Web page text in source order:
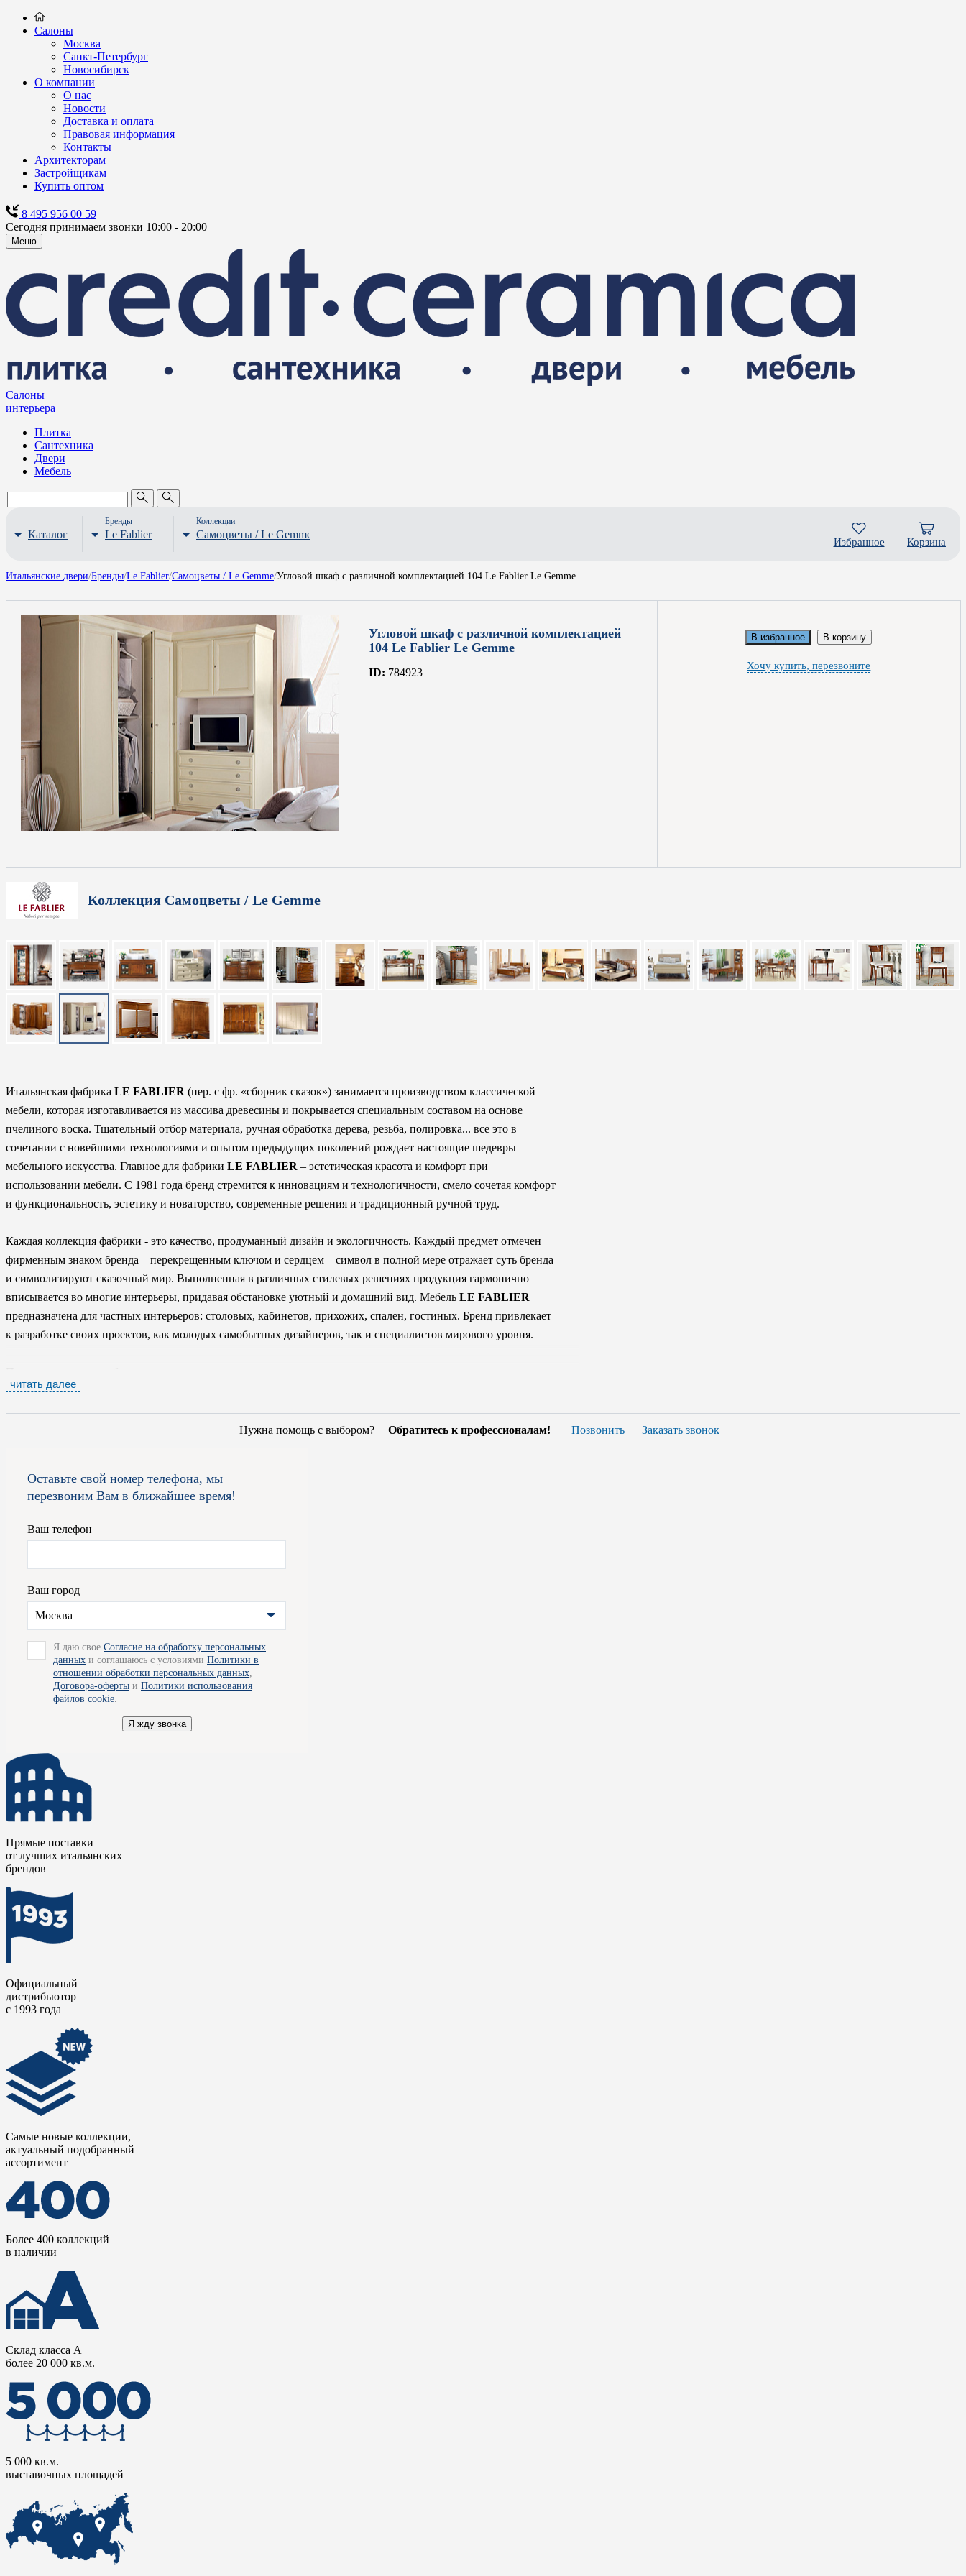
Салоны
Москва
Санкт-Петербург
Новосибирск
О компании
О нас
Новости
Доставка и оплата
Правовая информация
Контакты
Архитекторам
Застройщикам
Купить оптом
8 495 956 00 59
Сегодня принимаем звонки 10:00 - 20:00
Меню
Салоны
интерьера
Плитка
Сантехника
Двери
Мебель
Каталог
Бренды
Le Fablier
Коллекции
Самоцветы / Le Gemme
Избранное Корзина
Итальянские двери/Бренды/Le Fablier/Самоцветы / Le Gemme/Угловой шкаф с различной комплектацией 104 Le Fablier Le Gemme
Угловой шкаф с различной комплектацией
104 Le Fablier Le Gemme
ID: 784923
В избранное В корзину
Хочу купить, перезвоните
Коллекция Самоцветы / Le Gemme
Итальянская фабрика LE FABLIER (пер. с фр. «сборник сказок») занимается производством классической
мебели, которая изготавливается из массива древесины и покрывается специальным составом на основе
пчелиного воска. Тщательный отбор материала, ручная обработка дерева, резьба, полировка... все это в
сочетании с новейшими технологиями и опытом предыдущих поколений рождает настоящие шедевры
мебельного искусства. Главное для фабрики LE FABLIER – эстетическая красота и комфорт при
использовании мебели. С 1981 года бренд стремится к инновациям и технологичности, смело сочетая комфорт
и функциональность, эстетику и новаторство, современные решения и традиционный ручной труд.
Каждая коллекция фабрики - это качество, продуманный дизайн и экологичность. Каждый предмет отмечен
фирменным знаком бренда – перекрещенным ключом и сердцем – символ в полной мере отражает суть бренда
и символизируют сказочный мир. Выполненная в различных стилевых решениях продукция гармонично
вписывается во многие интерьеры, придавая обстановке уютный и домашний вид. Мебель LE FABLIER
предназначена для частных интерьеров: столовых, кабинетов, прихожих, спален, гостиных. Бренд привлекает
к разработке своих проектов, как молодых самобытных дизайнеров, так и специалистов мирового уровня.
самое современное оборудование. Каждый этап производства тщательно контролируется, поэтому вы можете
функциональности. Изделия фабрики ко всему прочему обладают демократичной ценой, что наряду с
отменным качеством делают их просто великолепными.
Для получения подробной информации вы можете обратиться к специалистам наших салонов, - они будут
рады проконсультировать вас по всем вопросам и помогут определиться с выбором. Так же мы готовы
читать далее
Нужна помощь с выбором? Обратитесь к профессионалам! Позвонить Заказать звонок
Оставьте свой номер телефона, мы
перезвоним Вам в ближайшее время!
Ваш телефон
Ваш город
Москва
Я даю свое Согласие на обработку персональных
данных и соглашаюсь с условиями Политики в
отношении обработки персональных данных,
Договора-оферты и Политики использования
файлов cookie.
Я жду звонка
Прямые поставки
от лучших итальянских
брендов
Официальный
дистрибьютор
с 1993 года
Самые новые коллекции,
актуальный подобранный
ассортимент
Более 400 коллекций
в наличии
Склад класса А
более 20 000 кв.м.
5 000 кв.м.
выставочных площадей